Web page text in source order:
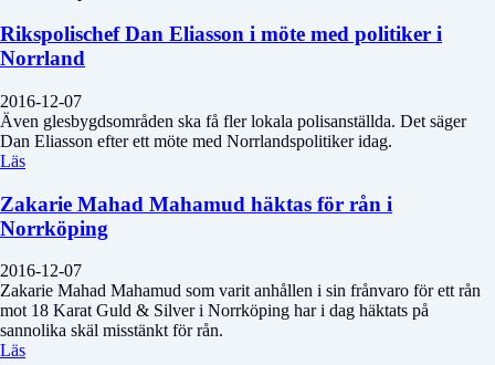
Rikspolischef Dan Eliasson i möte med politiker i
Norrland
2016-12-07
Även glesbygdsområden ska få fler lokala polisanställda. Det säger
Dan Eliasson efter ett möte med Norrlandspolitiker idag.
Läs
Zakarie Mahad Mahamud häktas för rån i
Norrköping
2016-12-07
Zakarie Mahad Mahamud som varit anhållen i sin frånvaro för ett rån
mot 18 Karat Guld & Silver i Norrköping har i dag häktats på
sannolika skäl misstänkt för rån.
Läs